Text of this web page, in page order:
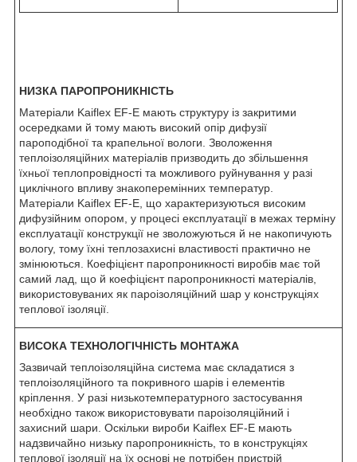
НИЗКА ПАРОПРОНИКНІСТЬ
Матеріали Kaiflex EF-E мають структуру із закритими
осередками й тому мають високий опір дифузії
пароподібної та крапельної вологи. Зволоження
теплоізоляційних матеріалів призводить до збільшення
їхньої теплопровідності та можливого руйнування у разі
циклічного впливу знакоперемінних температур.
Матеріали Kaiflex EF-E, що характеризуються високим
дифузійним опором, у процесі експлуатації в межах терміну
експлуатації конструкції не зволожуються й не накопичують
вологу, тому їхні теплозахисні властивості практично не
змінюються. Коефіцієнт паропроникності виробів має той
самий лад, що й коефіцієнт паропроникності матеріалів,
використовуваних як пароізоляційний шар у конструкціях
теплової ізоляції.
ВИСОКА ТЕХНОЛОГІЧНІСТЬ МОНТАЖА
Зазвичай теплоізоляційна система має складатися з
теплоізоляційного та покривного шарів і елементів
кріплення. У разі низькотемпературного застосування
необхідно також використовувати пароізоляційний і
захисний шари. Оскільки вироби Kaiflex EF-E мають
надзвичайно низьку паропроникність, то в конструкціях
теплової ізоляції на їх основі не потрібен пристрій